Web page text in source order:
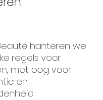
hanteren we
regels voor
met oog voor
en